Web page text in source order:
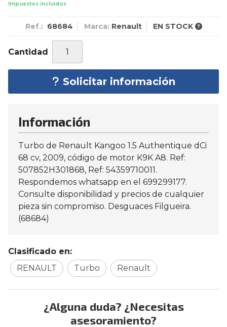
Impuestos incluidos
Ref.: 68684 Marca: Renault EN STOCK
Cantidad
Solicitar información
Información
Turbo de Renault Kangoo 1.5 Authentique dCi
68 cv, 2009, código de motor K9K A8. Ref:
507852H301868, Ref: 54359710011.
Respondemos whatsapp en el 699299177.
Consulte disponibilidad y precios de cualquier
pieza sin compromiso. Desguaces Filgueira.
(68684)
Clasificado en:
RENAULT
Turbo Renault
¿Alguna duda? ¿Necesitas
asesoramiento?